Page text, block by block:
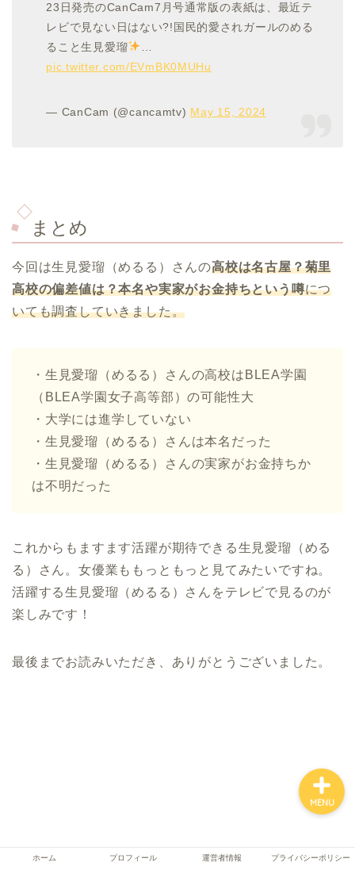
23日発売のCanCam7月号通常版の表紙は、最近テ
レビで見ない日はない?!国民的愛されガールのめる
ること生見愛瑠
pic.twitter.com/EVmBK0MUHu
— CanCam (@cancamtv) May 15, 2024
まとめ
今回は生見愛瑠（めるる）さんの高校は名古屋？菊里
高校の偏差値は？本名や実家がお金持ちという噂につ
いても調査していきました。
・生見愛瑠（めるる）さんの高校はBLEA学園
（BLEA学園女子高等部）の可能性大
・大学には進学していない
・生見愛瑠（めるる）さんは本名だった
・生見愛瑠（めるる）さんの実家がお金持ちか
は不明だった
これからもますます活躍が期待できる生見愛瑠（める
る）さん。女優業ももっともっと見てみたいですね。
活躍する生見愛瑠（めるる）さんをテレビで見るのが
楽しみです！
最後までお読みいただき、ありがとうございました。
ホーム プロフィール 運営者情報 プライバシーポリシー
MENU
ホーム
運営者情報